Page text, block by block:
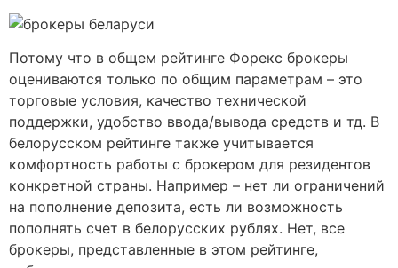
Потому что в общем рейтинге Форекс брокеры
оцениваются только по общим параметрам – это
торговые условия, качество технической
поддержки, удобство ввода/вывода средств и тд. В
белорусском рейтинге также учитывается
комфортность работы с брокером для резидентов
конкретной страны. Например – нет ли ограничений
на пополнение депозита, есть ли возможность
пополнять счет в белорусских рублях. Нет, все
брокеры, представленные в этом рейтинге,